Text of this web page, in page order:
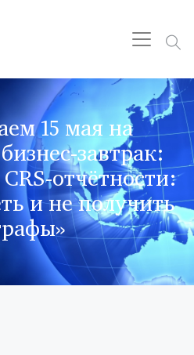
15 мая на
завтрак:
отчётности:
и не получить